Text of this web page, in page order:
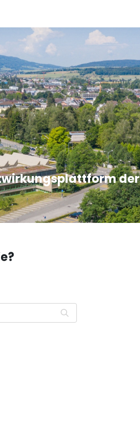
der